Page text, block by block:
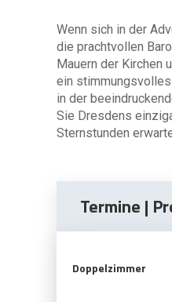
Wenn sich in der
die prachtvollen
Mauern der Kirchen
ein
in der
Sie Dresdens
Sternstunden
Termine |
Doppelzimmer